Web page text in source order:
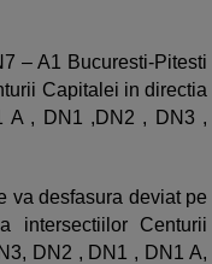
– A1 Bucuresti-Pitesti
Capitalei in directia
A , DN1 ,DN2 , DN3 ,
va desfasura deviat pe
intersectiilor Centurii
DN2 , DN1 , DN1 A,